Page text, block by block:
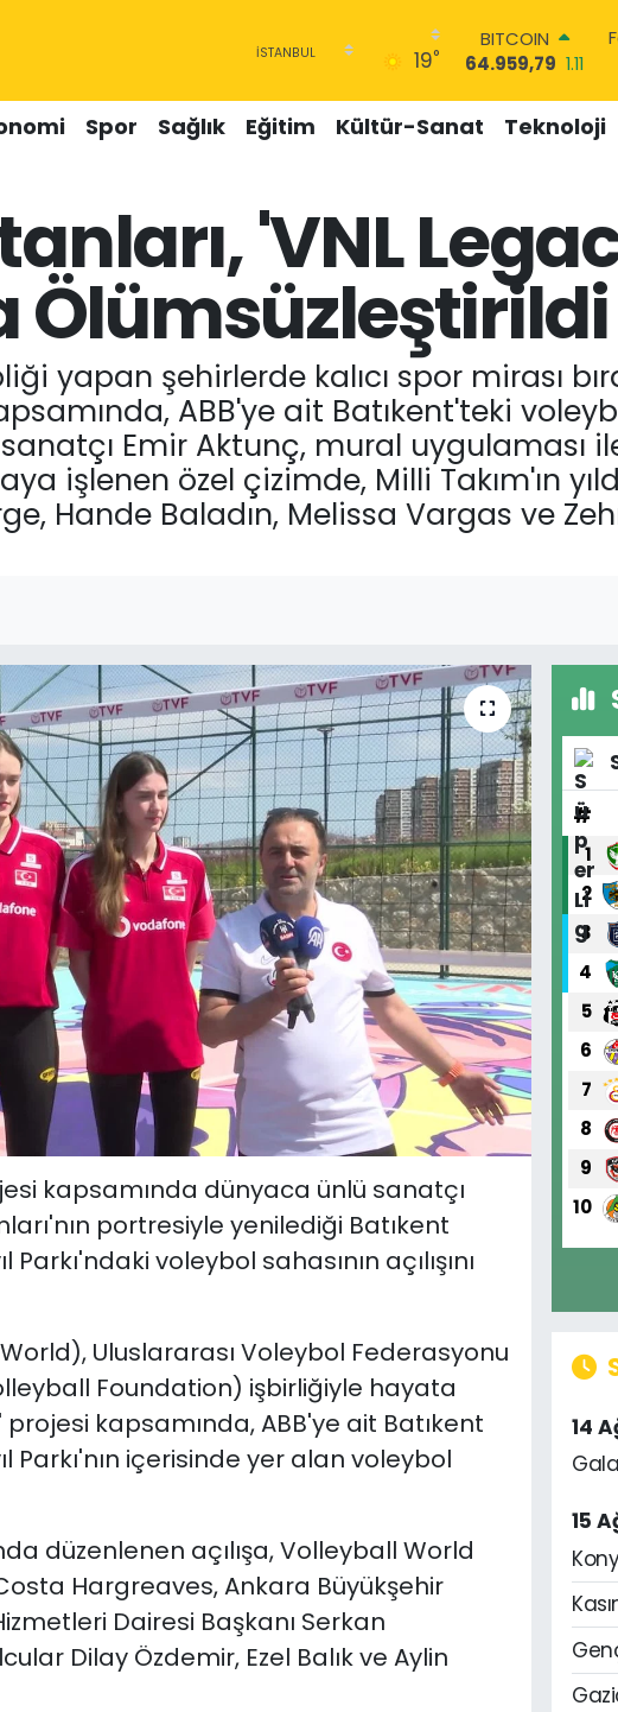
19°
DOLAR
47,7436 0.18
55,2510
0.32
STERLİN
BİST100
13.779 -14
BITCOIN
64.959,79
1.11
Spor Sağlık Eğitim Kültür-Sanat Teknoloji
'VNL
Ölümsüzleştirildi
yapan şehirlerde kalıcı spor mirası
ABB'ye ait Batıkent'teki
Emir Aktunç, mural uygulaması
işlenen özel çizimde, Milli Takım'ın
Hande Baladın, Melissa Vargas ve
kapsamında dünyaca ünlü sanatçı
portresiyle yenilediği Batıkent
Parkı'ndaki voleybol sahasının açılışını
Uluslararası Voleybol Federasyonu
Foundation) işbirliğiyle hayata
kapsamında, ABB'ye ait Batıkent
Parkı'nın içerisinde yer alan voleybol
düzenlenen açılışa, Volleyball World
Hargreaves, Ankara Büyükşehir
Dairesi Başkanı Serkan
Dilay Özdemir, Ezel Balık ve Aylin
#
1
2
3
4
5
6
7
8
9
10
14
15